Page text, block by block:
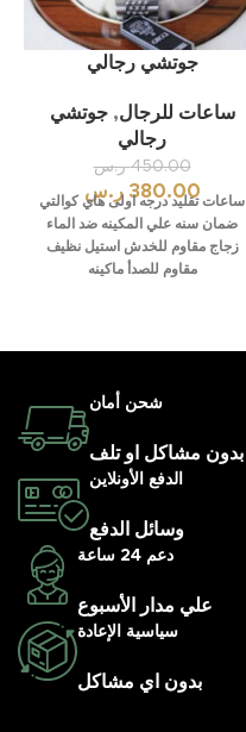
جوتشي رجالي
ساعات للرجال,جوتشي
رجالي
450.00 ر.س
380.00 ر.س
ساعات تقليد درجه اولى هاي كوالتي
ضمان سنه علي المكينه ضد الماء
زجاج مقاوم للخدش استيل نظيف
مقاوم للصدأ ماكينه
شحن أمان
بدون مشاكل او تلف
الدفع الأونلاين
وسائل الدفع
دعم 24 ساعة
علي مدار الأسبوع
سياسية الإعادة
بدون اي مشاكل